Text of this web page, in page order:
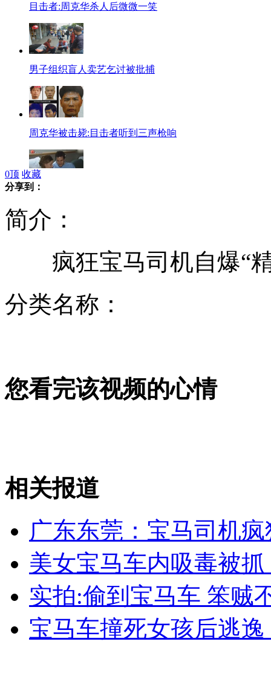
目击者:周克华杀人后微微一笑
男子组织盲人卖艺乞讨被批捕
周克华被击毙:目击者听到三声枪响
官二代挥刀砍人 靖江警方再次回应
周克华专案负责人谈侦办过程
山西运城恶犬咬伤多人 警民合力深夜将其击毙
女孩北京地铁殴打老人 痛下狠手拳打脚踢
0顶 收藏
分享到：
简介：
疯狂宝马司机自爆“精
分类名称：
您看完该视频的心情
相关报道
广东东莞：宝马司机
美女宝马车内吸毒被
实拍:偷到宝马车 笨贼
宝马车撞死女孩后逃